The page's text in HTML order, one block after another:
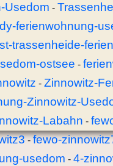
Usedom -
ferienwohnung-
trassenheide-
ostsee -
- Zinnowitz-
Zinnowitz-
Labahn -
-fewo-
usedom - 4-